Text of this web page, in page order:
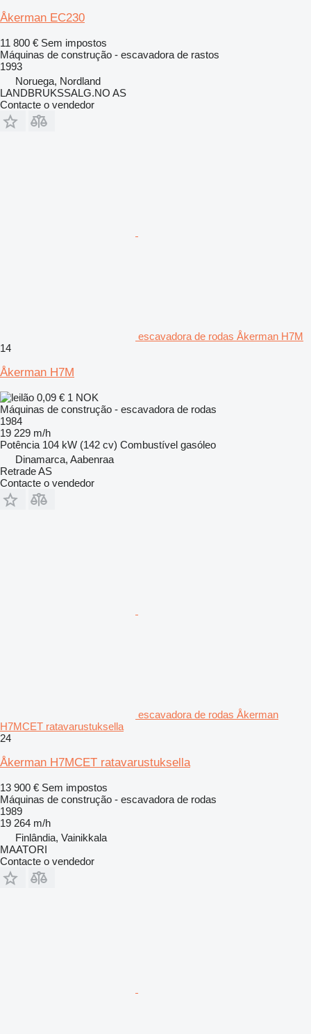
Åkerman EC230
11 800 € Sem impostos
Máquinas de construção - escavadora de rastos
1993
Noruega, Nordland
LANDBRUKSSALG.NO AS
Contacte o vendedor
escavadora de rodas Åkerman H7M
14
Åkerman H7M
0,09 € 1 NOK
Máquinas de construção - escavadora de rodas
1984
19 229 m/h
Potência 104 kW (142 cv) Combustível gasóleo
Dinamarca, Aabenraa
Retrade AS
Contacte o vendedor
escavadora de rodas Åkerman
H7MCET ratavarustuksella
24
Åkerman H7MCET ratavarustuksella
13 900 € Sem impostos
Máquinas de construção - escavadora de rodas
1989
19 264 m/h
Finlândia, Vainikkala
MAATORI
Contacte o vendedor